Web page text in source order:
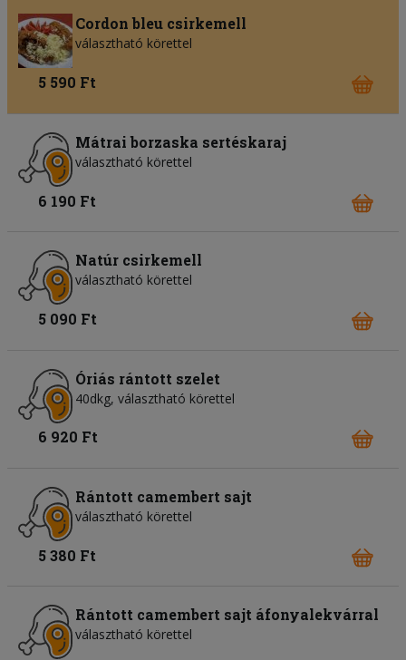
Cordon bleu csirkemell
választható körettel
5 590 Ft
Mátrai borzaska sertéskaraj
választható körettel
6 190 Ft
Natúr csirkemell
választható körettel
5 090 Ft
Óriás rántott szelet
40dkg, választható körettel
6 920 Ft
Rántott camembert sajt
választható körettel
5 380 Ft
Rántott camembert sajt áfonyalekvárral
választható körettel